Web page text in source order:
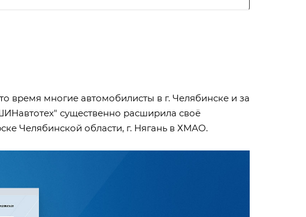
время многие автомобилисты в г. Челябинске и за
существенно расширила своё
Челябинской области, г. Нягань в ХМАО.